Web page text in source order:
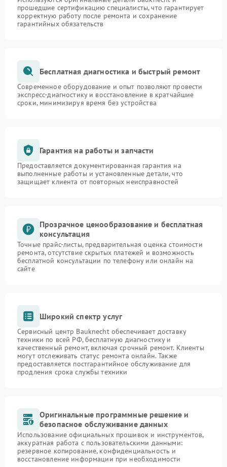
прошедшие сертификацию специалисты, что гарантирует
корректную работу после ремонта и сохранение
гарантийных обязательств
Бесплатная диагностика и быстрый ремонт
Современное оборудование и опыт позволяют провести
экспресс-диагностику и восстановление в кратчайшие
сроки, минимизируя время без устройства
Гарантия на работы и запчасти
Предоставляется документированная гарантия на
выполненные работы и установленные детали, что
защищает клиента от повторных неисправностей
Прозрачное ценообразование и бесплатная
консультация
Точные прайс-листы, предварительная оценка стоимости
ремонта, отсутствие скрытых платежей и возможность
бесплатной консультации по телефону или онлайн на
сайте
Широкий спектр услуг
Сервисный центр Bauknecht обеспечивает доставку
техники по всей РФ, бесплатную диагностику и
качественный ремонт, включая срочный ремонт. Клиенты
могут отслеживать статус ремонта онлайн. Также
предоставляется постгарантийное обслуживание для
продления срока службы техники
Оригинальные программные решение и
безопасное обслуживание данных
Использование официальных прошивок и инструментов,
аккуратная работа с пользовательскими данными:
резервное копирование, конфиденциальность и
восстановление информации при необходимости